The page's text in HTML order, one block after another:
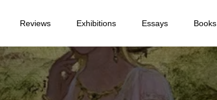
Reviews Exhibitions Essays Books